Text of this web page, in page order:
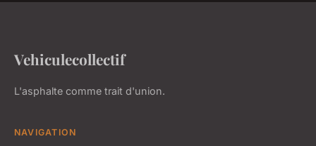
Vehiculecollectif
L'asphalte comme trait d'union.
NAVIGATION